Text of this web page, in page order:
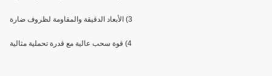
3) الأبعاد الدقيقة والمقاومة لظروف ضارة
4) قوة سحب عالية مع قدرة تحملية مثالية